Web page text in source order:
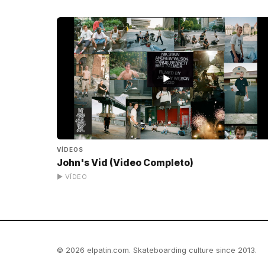
▶
VÍDEOS
John's Vid (Video Completo)
▶ VÍDEO
© 2026 elpatin.com. Skateboarding culture since 2013.